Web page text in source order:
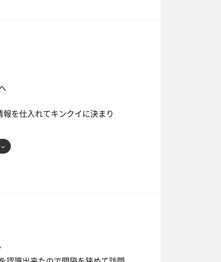
た
でした
内は混雑
してくれる方が多かったのでサ室内
なかったので一曲も分からず
を仕入れてキンクイに決まり
だから